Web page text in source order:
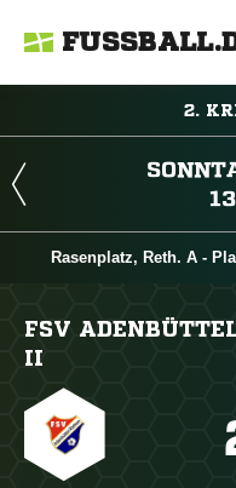
2.
Rasenplatz, Reth. A -
FSV
II